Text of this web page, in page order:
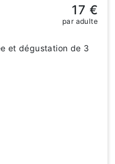
et dégustation de 3
17 €
par adulte